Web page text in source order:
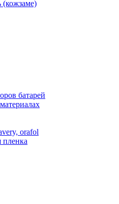
(кожзаме)
батарей
orafol
пленка